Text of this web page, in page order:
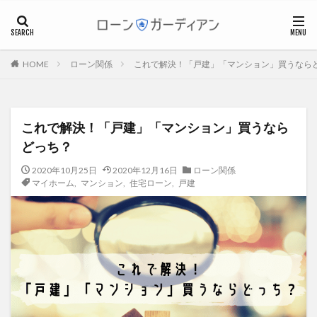
HOME ローン関係 これで解決！「戸建」「マンション」買うなら
これで解決！「戸建」「マンション」買うなら
どっち？
2020年10月25日 2020年12月16日
ローン関係
マイホーム
マンション 住宅ローン 戸建
カテゴリー
タグ
フラット35
マンション
ワンルームマンション
不動産投資
不安・リスク
住宅ローン
住宅ローン、借り換え
住宅ローン控除
個人事業主
個人事業主・フリーランス
基礎知識
審査
必要書類 戸建 担保
確定申告
税金 繰上返済
親子ローン
費用
資産運用 資金計画
返済